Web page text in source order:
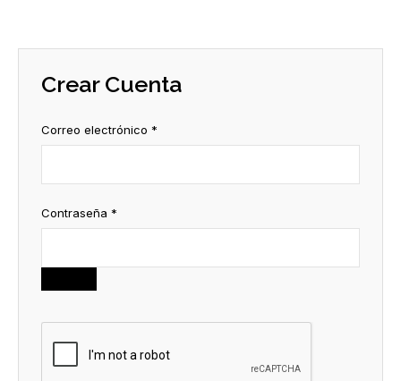
Crear Cuenta
Correo electrónico *
Contraseña *